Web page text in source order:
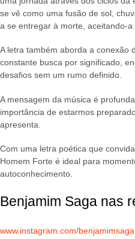
se vê como uma fusão de sol,
a se entregar à morte, aceitando-
A letra também aborda a conexão
constante busca por significado,
desafios sem um rumo definido.
A mensagem da música é
importância de estarmos
apresenta.
Com uma letra poética que
Homem Forte é ideal para
autoconhecimento.
Benjamim Saga nas
www.instagram.com/benjamimsaga